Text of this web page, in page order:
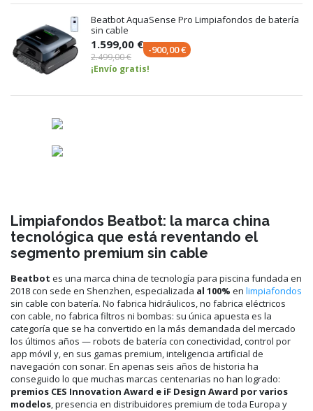
Beatbot AquaSense Pro Limpiafondos de batería
sin cable
1.599,00 €
2.499,00 €
-900,00 €
¡Envío gratis!
Limpiafondos Beatbot: la marca china
tecnológica que está reventando el
segmento premium sin cable
Beatbot es una marca china de tecnología para piscina fundada en
2018 con sede en Shenzhen, especializada al 100% en limpiafondos
sin cable con batería. No fabrica hidráulicos, no fabrica eléctricos
con cable, no fabrica filtros ni bombas: su única apuesta es la
categoría que se ha convertido en la más demandada del mercado
los últimos años — robots de batería con conectividad, control por
app móvil y, en sus gamas premium, inteligencia artificial de
navegación con sonar. En apenas seis años de historia ha
conseguido lo que muchas marcas centenarias no han logrado:
premios CES Innovation Award e iF Design Award por varios
modelos, presencia en distribuidores premium de toda Europa y